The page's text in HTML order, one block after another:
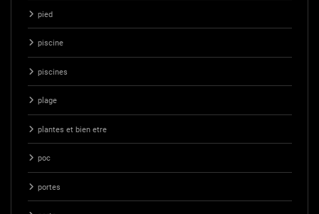
pied
piscine
piscines
plage
plantes et bien etre
poc
portes